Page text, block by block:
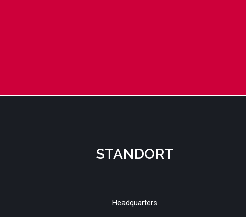
STANDORT
Headquarters